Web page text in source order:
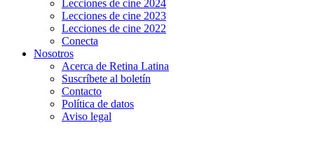
Lecciones de cine 2024
Lecciones de cine 2023
Lecciones de cine 2022
Conecta
Nosotros
Acerca de Retina Latina
Suscríbete al boletín
Contacto
Política de datos
Aviso legal